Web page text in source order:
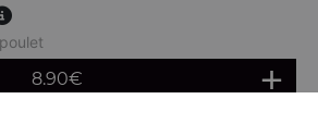
8.90€